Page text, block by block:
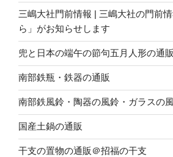
三嶋大社門前情報 | 三嶋大社の門前
ら」がお知らせします
兜と日本の端午の節句五月人形の通販
南部鉄瓶・鉄器の通販
南部鉄風鈴・陶器の風鈴・ガラスの
国産土鍋の通販
干支の置物の通販＠招福の干支